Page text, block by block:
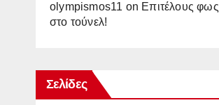
olympismos11 on Επιτέλους φως
στο τούνελ!
Σελίδες